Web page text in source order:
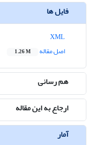
فایل ها
اصل مقاله
1.26 M
هم رسانی
ارجاع به این مقاله
آمار